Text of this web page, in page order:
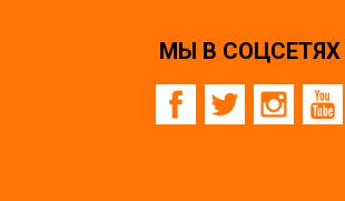
МЫ В СОЦСЕТЯХ